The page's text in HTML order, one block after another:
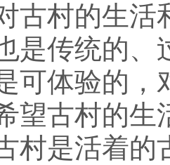
村的生活
是传统的、
可体验的，
望古村的生
村是活着的